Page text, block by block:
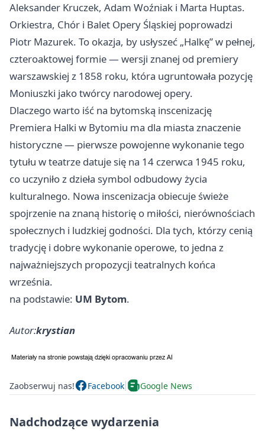
Aleksander Kruczek, Adam Woźniak i Marta Huptas.
Orkiestra, Chór i Balet Opery Śląskiej poprowadzi
Piotr Mazurek. To okazja, by usłyszeć „Halkę” w pełnej,
czteroaktowej formie — wersji znanej od premiery
warszawskiej z 1858 roku, która ugruntowała pozycję
Moniuszki jako twórcy narodowej opery.
Dlaczego warto iść na bytomską inscenizację
Premiera Halki w Bytomiu ma dla miasta znaczenie
historyczne — pierwsze powojenne wykonanie tego
tytułu w teatrze datuje się na 14 czerwca 1945 roku,
co uczyniło z dzieła symbol odbudowy życia
kulturalnego. Nowa inscenizacja obiecuje świeże
spojrzenie na znaną historię o miłości, nierównościach
społecznych i ludzkiej godności. Dla tych, którzy cenią
tradycję i dobre wykonanie operowe, to jedna z
najważniejszych propozycji teatralnych końca
września.
na podstawie: UM Bytom.
Autor:krystian
Zaobserwuj nas! Facebook Google News
Nadchodzące wydarzenia